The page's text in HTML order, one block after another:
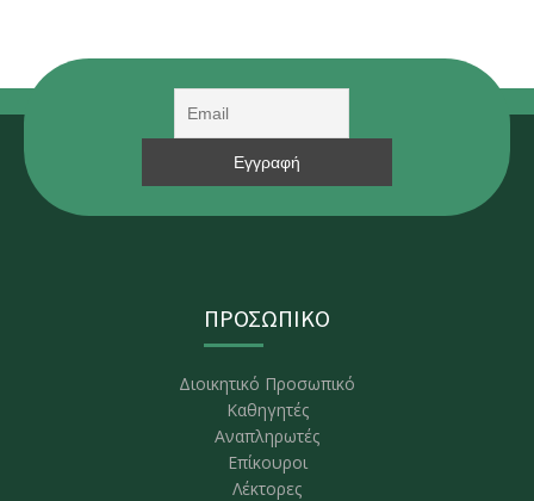
ΠΡΟΣΩΠΙΚΟ
Διοικητικό Προσωπικό
Καθηγητές
Αναπληρωτές
Επίκουροι
Λέκτορες